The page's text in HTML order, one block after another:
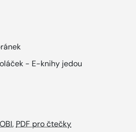
- E-knihy jedou
, PDF pro čtečky